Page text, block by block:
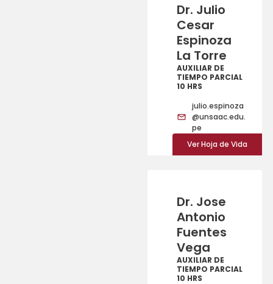
Dr. Julio
Cesar
Espinoza
La Torre
AUXILIAR DE
TIEMPO PARCIAL
10 HRS
julio.espinoza
@unsaac.edu.
pe
Ver Hoja de Vida
Dr. Jose
Antonio
Fuentes
Vega
AUXILIAR DE
TIEMPO PARCIAL
10 HRS